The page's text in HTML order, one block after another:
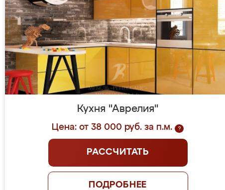
Кухня "Аврелия"
Цена: от 38 000 руб. за п.м. ?
РАССЧИТАТЬ
ПОДРОБНЕЕ